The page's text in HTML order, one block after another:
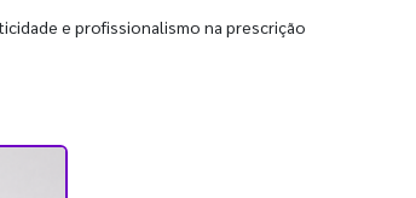
e profissionalismo na prescrição